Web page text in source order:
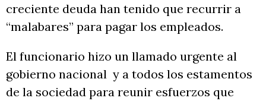
creciente deuda han tenido que recurrir a
“malabares” para pagar los empleados.
El funcionario hizo un llamado urgente al
gobierno nacional y a todos los estamentos
de la sociedad para reunir esfuerzos que